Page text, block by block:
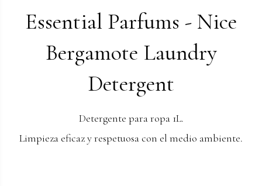
Essential Parfums - Nice
Bergamote Laundry
Detergent
Detergente para ropa 1L.
Limpieza eficaz y respetuosa con el medio ambiente.